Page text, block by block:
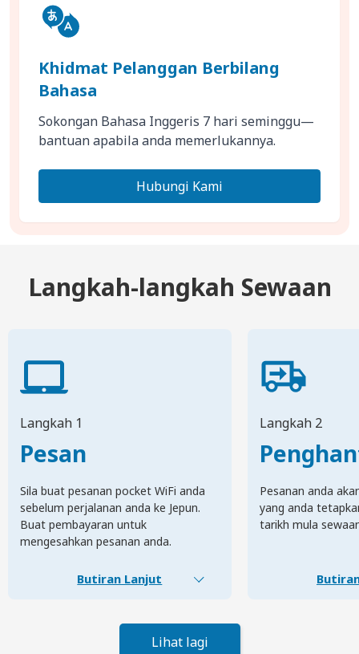
Khidmat Pelanggan Berbilang
Bahasa
Sokongan Bahasa Inggeris 7 hari seminggu—
bantuan apabila anda memerlukannya.
Hubungi Kami
Langkah-langkah Sewaan
Langkah 1
Pesan
Sila buat pesanan pocket WiFi anda
sebelum perjalanan anda ke Jepun.
Buat pembayaran untuk
mengesahkan pesanan anda.
Butiran Lanjut
Langkah 2
Pesanan anda
yang anda
tarikh mula
Lihat lagi